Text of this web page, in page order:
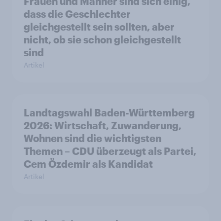
dass die Geschlechter
gleichgestellt sein sollten, aber
nicht, ob sie schon gleichgestellt
sind
Artikel
Landtagswahl Baden-Württemberg
2026: Wirtschaft, Zuwanderung,
Wohnen sind die wichtigsten
Themen – CDU überzeugt als Partei,
Cem Özdemir als Kandidat
Artikel